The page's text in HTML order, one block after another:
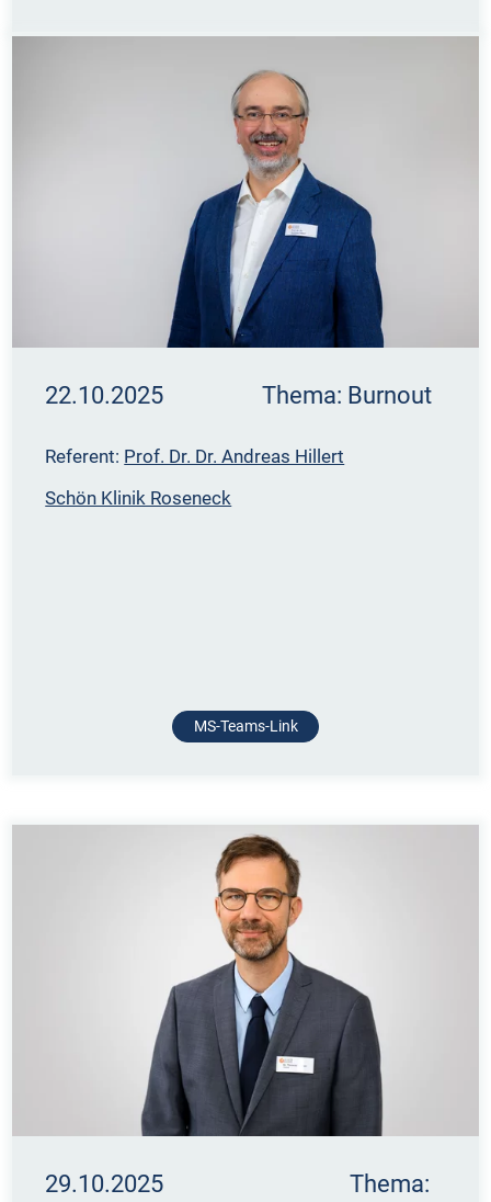
22.10.2025 Thema: Burnout
Referent: Prof. Dr. Dr. Andreas Hillert
Schön Klinik Roseneck
MS-Teams-Link
29.10.2025 Thema: